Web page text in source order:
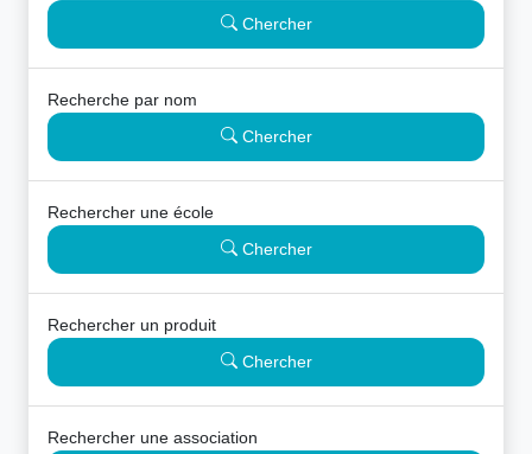
Chercher
Recherche par nom
Chercher
Rechercher une école
Chercher
Rechercher un produit
Chercher
Rechercher une association